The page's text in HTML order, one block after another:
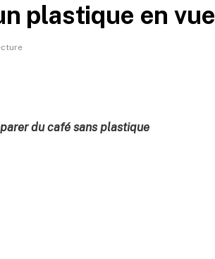
plastique en vue
du café sans plastique